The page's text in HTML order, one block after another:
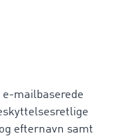
e-mailbaserede
efternavn samt